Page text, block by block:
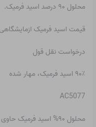
محلول ۹۰ درصد اسید فرمیک.
قیمت اسید فرمیک
درخواست نقل قول
۹۰٪ اسید فرمیک، مهار شده
AC5077
محلول ۹۰% اسید فرمیک حاوی بازدارنده خوردگی.